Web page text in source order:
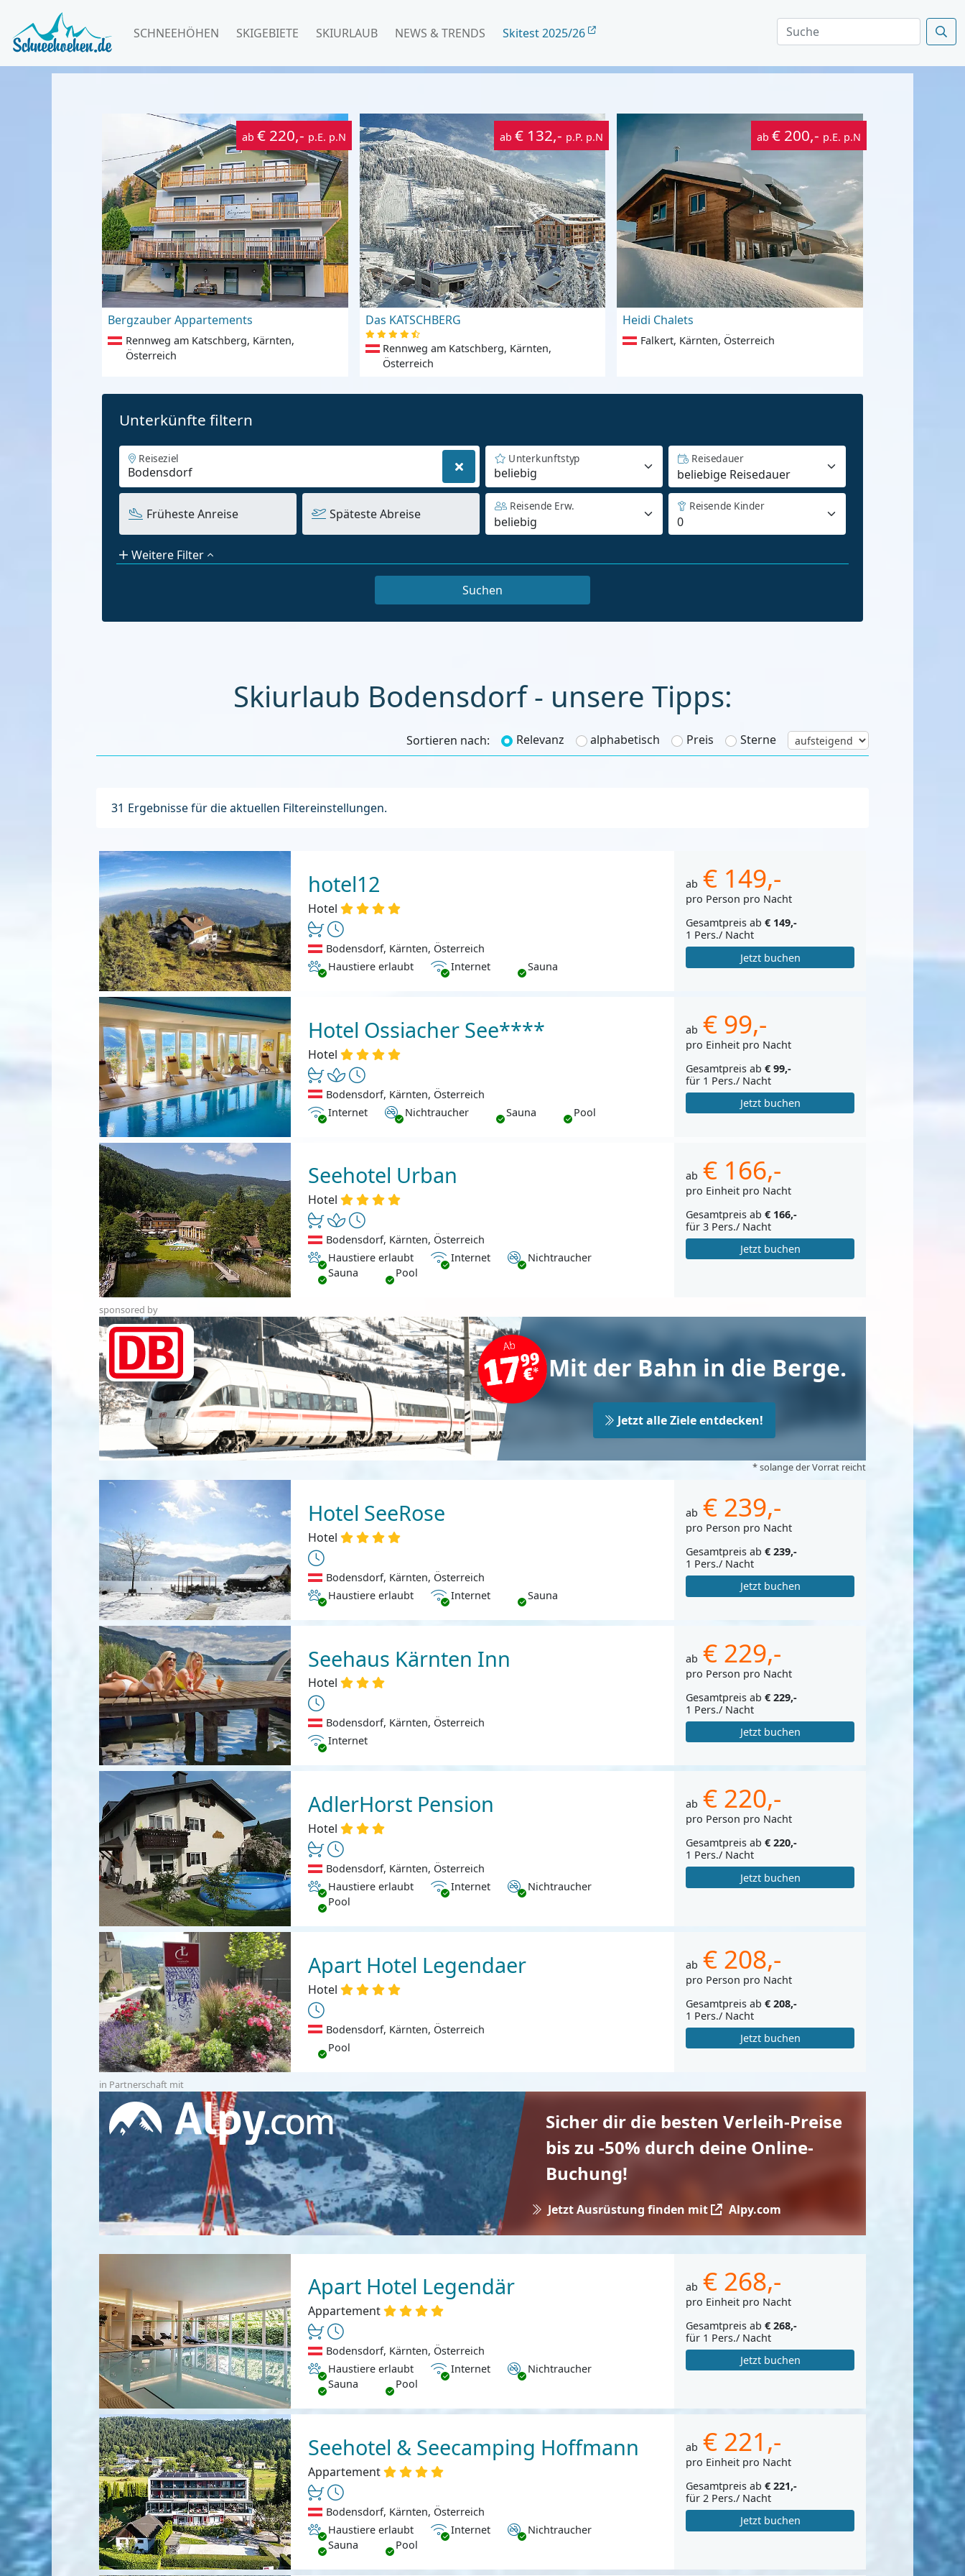
SCHNEEHÖHEN SKIGEBIETE SKIURLAUB NEWS & TRENDS Skitest 2025/26
ab € 220,- p.E. p.N
Bergzauber Appartements
Rennweg am Katschberg, Kärnten,
Österreich
ab€ 132,- p.P. p.N
Das KATSCHBERG
Rennweg am Katschberg, Kärnten,
Österreich
ab € 200,- p.E. p.N
Heidi Chalets
Falkert, Kärnten, Österreich
Unterkünfte filtern
Reiseziel
beliebig
Unterkunftstyp Reisedauer
Früheste Anreise Späteste Abreise
Reisende Erw. Reisende Kinder
Weitere Filter
Skiurlaub
Sortieren nach: Relevanz alphabetisch Preis Sterne
31 Ergebnisse für die aktuellen Filtereinstellungen.
hotel12
Hotel
Bodensdorf, Kärnten, Österreich
Haustiere erlaubt
Haustiere erlaubt InternetInternet Sauna
ab € 149,-
pro Person pro Nacht
Gesamtpreis ab € 149,-
1 Pers./ Nacht
Jetzt buchen
Hotel Ossiacher See****
Hotel
Bodensdorf, Kärnten, Österreich
InternetInternet Nichtraucher
Nichtraucher Sauna Pool
ab € 99,-
pro Einheit pro Nacht
Gesamtpreis ab € 99,-
für 1 Pers./ Nacht
Jetzt buchen
Seehotel Urban
Hotel
Bodensdorf, Kärnten, Österreich
Haustiere erlaubt
Haustiere erlaubt InternetInternet Nichtraucher
Nichtraucher
Sauna
Pool
ab € 166,-
pro Einheit pro Nacht
Gesamtpreis ab € 166,-
für 3 Pers./ Nacht
Jetzt buchen
sponsored by
Mit der Bahn in die Berge.
Jetzt alle Ziele entdecken!
* solange der Vorrat reicht
Hotel SeeRose
Hotel
Bodensdorf, Kärnten, Österreich
Haustiere erlaubt
Haustiere erlaubt InternetInternet Sauna
ab € 239,-
pro Person pro Nacht
Gesamtpreis ab € 239,-
1 Pers./ Nacht
Jetzt buchen
Seehaus Kärnten Inn
Hotel
Bodensdorf, Kärnten, Österreich
InternetInternet
ab € 229,-
pro Person pro Nacht
Gesamtpreis ab € 229,-
1 Pers./ Nacht
Jetzt buchen
AdlerHorst Pension
Hotel
Bodensdorf, Kärnten, Österreich
Haustiere erlaubt
Haustiere erlaubt InternetInternet Nichtraucher
Nichtraucher
Pool
ab € 220,-
pro Person pro Nacht
Gesamtpreis ab € 220,-
1 Pers./ Nacht
Jetzt buchen
Apart Hotel Legendaer
Hotel
Bodensdorf, Kärnten, Österreich
Pool
ab € 208,-
pro Person pro Nacht
Gesamtpreis ab € 208,-
1 Pers./ Nacht
Jetzt buchen
in Partnerschaft mit
Sicher dir die besten Verleih-Preise
bis zu -50% durch deine Online-
Buchung!
Jetzt Ausrüstung finden mit Alpy.com
Apart Hotel Legendär
Appartement
Bodensdorf, Kärnten, Österreich
Haustiere erlaubt
Haustiere erlaubt InternetInternet Nichtraucher
Nichtraucher
Sauna
Pool
ab € 268,-
pro Einheit pro Nacht
Gesamtpreis ab € 268,-
für 1 Pers./ Nacht
Jetzt buchen
Seehotel & Seecamping Hoffmann
Appartement
Bodensdorf, Kärnten, Österreich
Haustiere erlaubt
Haustiere erlaubt InternetInternet Nichtraucher
Nichtraucher
Sauna
Pool
ab € 221,-
pro Einheit pro Nacht
Gesamtpreis ab € 221,-
für 2 Pers./ Nacht
Jetzt buchen